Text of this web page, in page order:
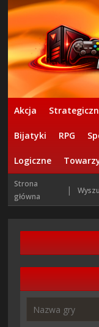
Akcja
Bijatyki RPG
Logiczne
Strona
główna
|